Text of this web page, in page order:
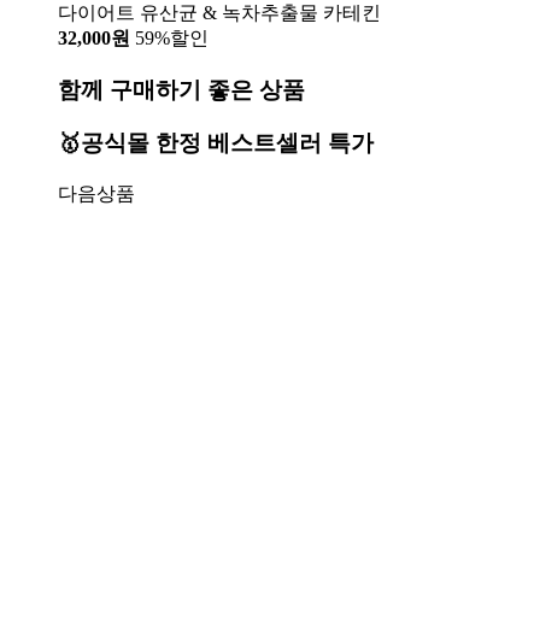
다이어트 유산균 & 녹차추출물 카테킨
32,000원 59%할인
함께 구매하기 좋은 상품
🥇공식몰 한정 베스트셀러 특가
다음상품